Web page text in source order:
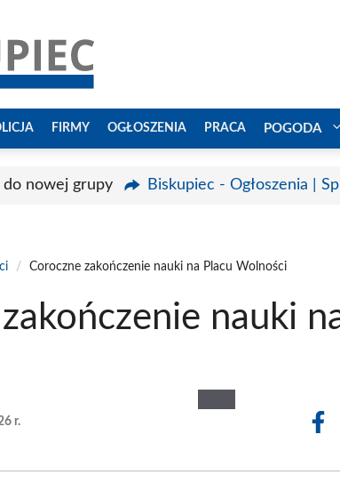
FIRMY OGŁOSZENIA PRACA POGODA
do nowej grupy Biskupiec - Ogłoszenia |
/ Coroczne zakończenie nauki na Placu Wolności
nauki
r.